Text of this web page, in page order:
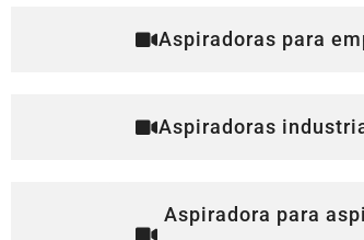
Aspiradoras para
Aspiradoras
Aspiradora para